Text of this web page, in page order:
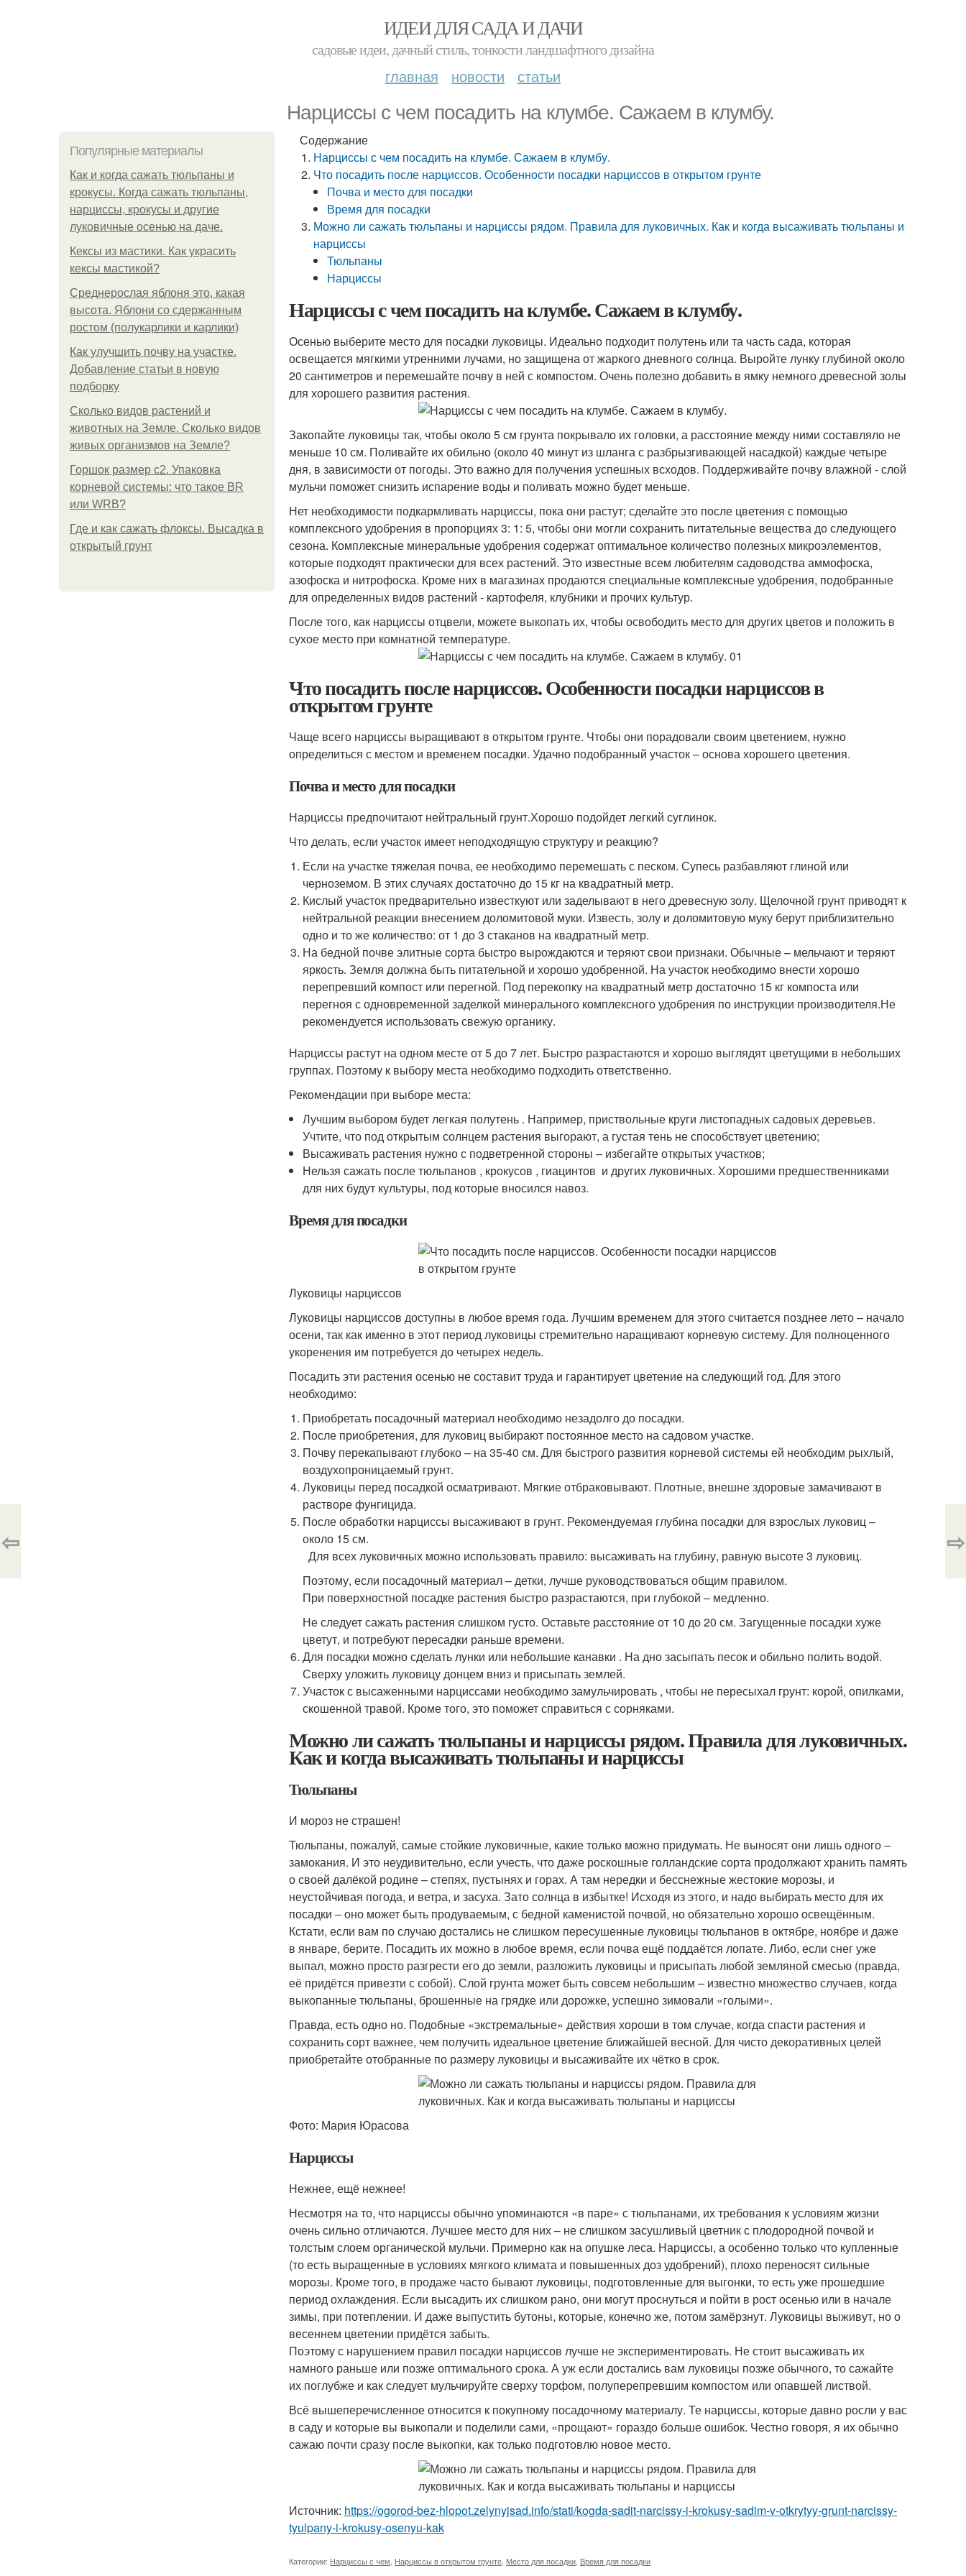
ИДЕИ ДЛЯ САДА И ДАЧИ
садовые идеи, дачный стиль, тонкости ландшафтного дизайна
главная новости статьи
Нарциссы с чем посадить на клумбе. Сажаем в клумбу.
Популярные материалы
Как и когда сажать тюльпаны и
крокусы. Когда сажать тюльпаны,
нарциссы, крокусы и другие
луковичные осенью на даче.
Кексы из мастики. Как украсить
кексы мастикой?
Среднерослая яблоня это, какая
высота. Яблони со сдержанным
ростом (полукарлики и карлики)
Как улучшить почву на участке.
Добавление статьи в новую
подборку
Сколько видов растений и
животных на Земле. Сколько видов
живых организмов на Земле?
Горшок размер с2. Упаковка
корневой системы: что такое BR
или WRB?
Где и как сажать флоксы. Высадка в
открытый грунт
Содержание
Нарциссы с чем посадить на клумбе. Сажаем в клумбу.
Что посадить после нарциссов. Особенности посадки нарциссов в открытом грунте
Почва и место для посадки
Время для посадки
Можно ли сажать тюльпаны и нарциссы рядом. Правила для луковичных. Как и когда высаживать тюльпаны и
нарциссы
Тюльпаны
Нарциссы
Нарциссы с чем посадить на клумбе. Сажаем в клумбу.
Осенью выберите место для посадки луковицы. Идеально подходит полутень или та часть сада, которая
освещается мягкими утренними лучами, но защищена от жаркого дневного солнца. Выройте лунку глубиной около
20 сантиметров и перемешайте почву в ней с компостом. Очень полезно добавить в ямку немного древесной золы
для хорошего развития растения.
Закопайте луковицы так, чтобы около 5 см грунта покрывало их головки, а расстояние между ними составляло не
меньше 10 см. Поливайте их обильно (около 40 минут из шланга с разбрызгивающей насадкой) каждые четыре
дня, в зависимости от погоды. Это важно для получения успешных всходов. Поддерживайте почву влажной - слой
мульчи поможет снизить испарение воды и поливать можно будет меньше.
Нет необходимости подкармливать нарциссы, пока они растут; сделайте это после цветения с помощью
комплексного удобрения в пропорциях 3: 1: 5, чтобы они могли сохранить питательные вещества до следующего
сезона. Комплексные минеральные удобрения содержат оптимальное количество полезных микроэлементов,
которые подходят практически для всех растений. Это известные всем любителям садоводства аммофоска,
азофоска и нитрофоска. Кроме них в магазинах продаются специальные комплексные удобрения, подобранные
для определенных видов растений - картофеля, клубники и прочих культур.
После того, как нарциссы отцвели, можете выкопать их, чтобы освободить место для других цветов и положить в
сухое место при комнатной температуре.
Что посадить после нарциссов. Особенности посадки нарциссов в
открытом грунте
Чаще всего нарциссы выращивают в открытом грунте. Чтобы они порадовали своим цветением, нужно
определиться с местом и временем посадки. Удачно подобранный участок – основа хорошего цветения.
Почва и место для посадки
Нарциссы предпочитают нейтральный грунт.Хорошо подойдет легкий суглинок.
Что делать, если участок имеет неподходящую структуру и реакцию?
Если на участке тяжелая почва, ее необходимо перемешать с песком. Супесь разбавляют глиной или
черноземом. В этих случаях достаточно до 15 кг на квадратный метр.
Кислый участок предварительно известкуют или заделывают в него древесную золу. Щелочной грунт приводят к
нейтральной реакции внесением доломитовой муки. Известь, золу и доломитовую муку берут приблизительно
одно и то же количество: от 1 до 3 стаканов на квадратный метр.
На бедной почве элитные сорта быстро вырождаются и теряют свои признаки. Обычные – мельчают и теряют
яркость. Земля должна быть питательной и хорошо удобренной. На участок необходимо внести хорошо
перепревший компост или перегной. Под перекопку на квадратный метр достаточно 15 кг компоста или
перегноя с одновременной заделкой минерального комплексного удобрения по инструкции производителя.Не
рекомендуется использовать свежую органику.
Нарциссы растут на одном месте от 5 до 7 лет. Быстро разрастаются и хорошо выглядят цветущими в небольших
группах. Поэтому к выбору места необходимо подходить ответственно.
Рекомендации при выборе места:
Лучшим выбором будет легкая полутень . Например, приствольные круги листопадных садовых деревьев.
Учтите, что под открытым солнцем растения выгорают, а густая тень не способствует цветению;
Высаживать растения нужно с подветренной стороны – избегайте открытых участков;
Нельзя сажать после тюльпанов , крокусов , гиацинтов и других луковичных. Хорошими предшественниками
для них будут культуры, под которые вносился навоз.
Время для посадки
Луковицы нарциссов
Луковицы нарциссов доступны в любое время года. Лучшим временем для этого считается позднее лето – начало
осени, так как именно в этот период луковицы стремительно наращивают корневую систему. Для полноценного
укоренения им потребуется до четырех недель.
Посадить эти растения осенью не составит труда и гарантирует цветение на следующий год. Для этого
необходимо:
Приобретать посадочный материал необходимо незадолго до посадки.
После приобретения, для луковиц выбирают постоянное место на садовом участке.
Почву перекапывают глубоко – на 35-40 см. Для быстрого развития корневой системы ей необходим рыхлый,
воздухопроницаемый грунт.
Луковицы перед посадкой осматривают. Мягкие отбраковывают. Плотные, внешне здоровые замачивают в
растворе фунгицида.
После обработки нарциссы высаживают в грунт. Рекомендуемая глубина посадки для взрослых луковиц –
около 15 см.
Для всех луковичных можно использовать правило: высаживать на глубину, равную высоте 3 луковиц.
Поэтому, если посадочный материал – детки, лучше руководствоваться общим правилом.
При поверхностной посадке растения быстро разрастаются, при глубокой – медленно.
Не следует сажать растения слишком густо. Оставьте расстояние от 10 до 20 см. Загущенные посадки хуже
цветут, и потребуют пересадки раньше времени.
Для посадки можно сделать лунки или небольшие канавки . На дно засыпать песок и обильно полить водой.
Сверху уложить луковицу донцем вниз и присыпать землей.
Участок с высаженными нарциссами необходимо замульчировать , чтобы не пересыхал грунт: корой, опилками,
скошенной травой. Кроме того, это поможет справиться с сорняками.
Можно ли сажать тюльпаны и нарциссы рядом. Правила для луковичных.
Как и когда высаживать тюльпаны и нарциссы
Тюльпаны
И мороз не страшен!
Тюльпаны, пожалуй, самые стойкие луковичные, какие только можно придумать. Не выносят они лишь одного –
замокания. И это неудивительно, если учесть, что даже роскошные голландские сорта продолжают хранить память
о своей далёкой родине – степях, пустынях и горах. А там нередки и бесснежные жестокие морозы, и
неустойчивая погода, и ветра, и засуха. Зато солнца в избытке! Исходя из этого, и надо выбирать место для их
посадки – оно может быть продуваемым, с бедной каменистой почвой, но обязательно хорошо освещённым.
Кстати, если вам по случаю достались не слишком пересушенные луковицы тюльпанов в октябре, ноябре и даже
в январе, берите. Посадить их можно в любое время, если почва ещё поддаётся лопате. Либо, если снег уже
выпал, можно просто разгрести его до земли, разложить луковицы и присыпать любой земляной смесью (правда,
её придётся привезти с собой). Слой грунта может быть совсем небольшим – известно множество случаев, когда
выкопанные тюльпаны, брошенные на грядке или дорожке, успешно зимовали «голыми».
Правда, есть одно но. Подобные «экстремальные» действия хороши в том случае, когда спасти растения и
сохранить сорт важнее, чем получить идеальное цветение ближайшей весной. Для чисто декоративных целей
приобретайте отобранные по размеру луковицы и высаживайте их чётко в срок.
Фото: Мария Юрасова
Нарциссы
Нежнее, ещё нежнее!
Несмотря на то, что нарциссы обычно упоминаются «в паре» с тюльпанами, их требования к условиям жизни
очень сильно отличаются. Лучшее место для них – не слишком засушливый цветник с плодородной почвой и
толстым слоем органической мульчи. Примерно как на опушке леса. Нарциссы, а особенно только что купленные
(то есть выращенные в условиях мягкого климата и повышенных доз удобрений), плохо переносят сильные
морозы. Кроме того, в продаже часто бывают луковицы, подготовленные для выгонки, то есть уже прошедшие
период охлаждения. Если высадить их слишком рано, они могут проснуться и пойти в рост осенью или в начале
зимы, при потеплении. И даже выпустить бутоны, которые, конечно же, потом замёрзнут. Луковицы выживут, но о
весеннем цветении придётся забыть.
Поэтому с нарушением правил посадки нарциссов лучше не экспериментировать. Не стоит высаживать их
намного раньше или позже оптимального срока. А уж если достались вам луковицы позже обычного, то сажайте
их поглубже и как следует мульчируйте сверху торфом, полуперепревшим компостом или опавшей листвой.
Всё вышеперечисленное относится к покупному посадочному материалу. Те нарциссы, которые давно росли у вас
в саду и которые вы выкопали и поделили сами, «прощают» гораздо больше ошибок. Честно говоря, я их обычно
сажаю почти сразу после выкопки, как только подготовлю новое место.
Источник: https://ogorod-bez-hlopot.zelynyjsad.info/stati/kogda-sadit-narcissy-i-krokusy-sadim-v-otkrytyy-grunt-narcissy-
tyulpany-i-krokusy-osenyu-kak
Категории: Нарциссы с чем Нарциссы в открытом грунте Место для посадки Время для посадки
⇦ ⇨